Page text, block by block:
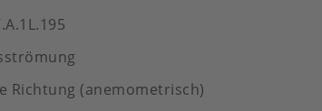
Richtung (anemometrisch)